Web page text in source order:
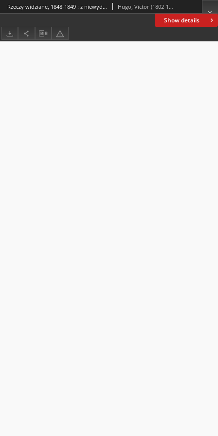
Show details
Rzeczy widziane, 1848-1849 : z niewydanych rękopisów Hugo, Victor (1802-1885)